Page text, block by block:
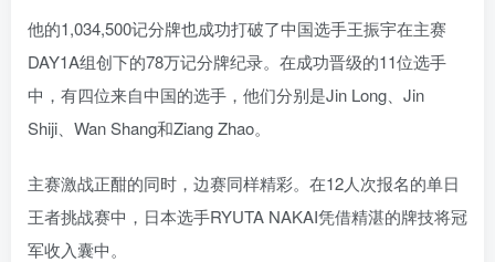
他的1,034,500记分牌也成功打破了中国选手王振宇在主赛
DAY1A组创下的78万记分牌纪录。在成功晋级的11位选手
中，有四位来自中国的选手，他们分别是Jin Long、Jin
Shiji、Wan Shang和Ziang Zhao。
主赛激战正酣的同时，边赛同样精彩。在12人次报名的单日
王者挑战赛中，日本选手RYUTA NAKAI凭借精湛的牌技将冠
军收入囊中。